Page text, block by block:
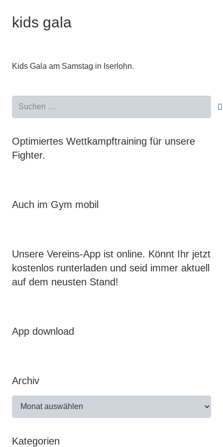
kids gala
Kids Gala am Samstag in Iserlohn.
Optimiertes Wettkampftraining für unsere
Fighter.
Auch im Gym mobil
Unsere Vereins-App ist online. Könnt Ihr jetzt
kostenlos runterladen und seid immer aktuell
auf dem neusten Stand!
App download
Archiv
Kategorien